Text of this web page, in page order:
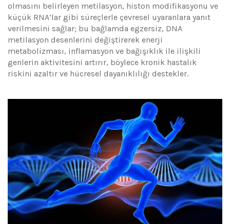
olmasını belirleyen metilasyon, histon modifikasyonu ve
küçük RNA’lar gibi süreçlerle çevresel uyaranlara yanıt
verilmesini sağlar; bu bağlamda egzersiz, DNA
metilasyon desenlerini değiştirerek enerji
metabolizması, inflamasyon ve bağışıklık ile ilişkili
genlerin aktivitesini artırır, böylece kronik hastalık
riskini azaltır ve hücresel dayanıklılığı destekler.